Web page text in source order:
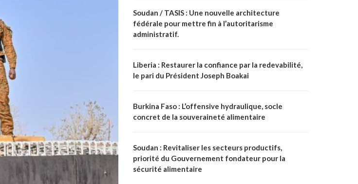
Soudan / TASIS : Une nouvelle architecture
fédérale pour mettre fin à l’autoritarisme
administratif.
Liberia : Restaurer la confiance par la redevabilité,
le pari du Président Joseph Boakai
Burkina Faso : L’offensive hydraulique, socle
concret de la souveraineté alimentaire
Soudan : Revitaliser les secteurs productifs,
priorité du Gouvernement fondateur pour la
sécurité alimentaire